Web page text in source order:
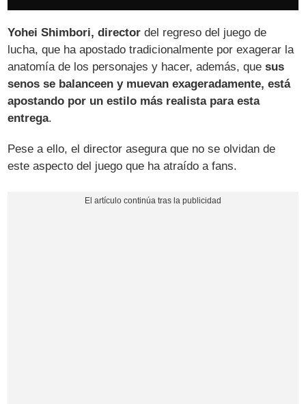
Yohei Shimbori, director del regreso del juego de
lucha, que ha apostado tradicionalmente por exagerar la
anatomía de los personajes y hacer, además, quesus
senos se balanceen y muevan exageradamente, está
apostando por un estilo más realista para esta
entrega.
Pese a ello, el director asegura que no se olvidan de
este aspecto del juego que ha atraído a fans.